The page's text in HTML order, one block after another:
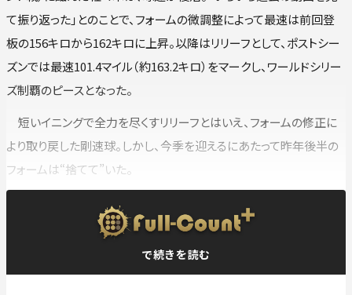
て振り返った」とのことで、フォームの微調整によって最速は前回登
板の156キロから162キロに上昇。以降はリリーフとして、ポストシー
ズンでは最速101.4マイル（約163.2キロ）をマークし、ワールドシリー
ズ制覇のピースとなった。
短いイニングで全力を尽くすリリーフとはいえ、フォームの修正に
より取り戻した剛速球。しかし、今季を迎えるにあたって昨年後半の
フォームは“捨てて”いた。